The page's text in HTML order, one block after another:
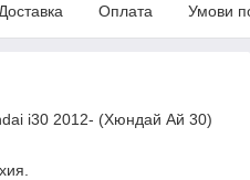
Доставка Оплата Умови
i30 2012- (Хюндай Ай 30)